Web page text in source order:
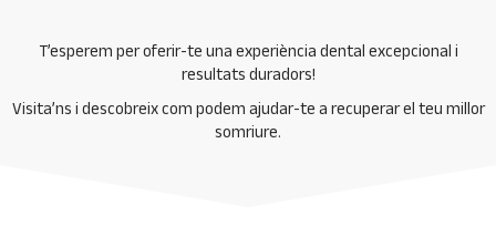
T’esperem per oferir-te una experiència dental excepcional i
resultats duradors!
Visita’ns i descobreix com podem ajudar-te a recuperar el teu millor
somriure.